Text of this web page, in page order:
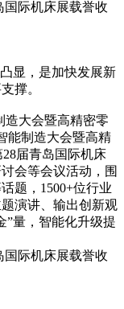
显，是加快发展新
撑。
大会暨高精密零
能制造大会暨高精
届青岛国际机床
会等会议活动，围
题，1500+位行业
演讲、输出创新观
”量，智能化升级提